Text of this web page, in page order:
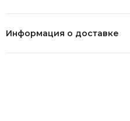
Информация о доставке